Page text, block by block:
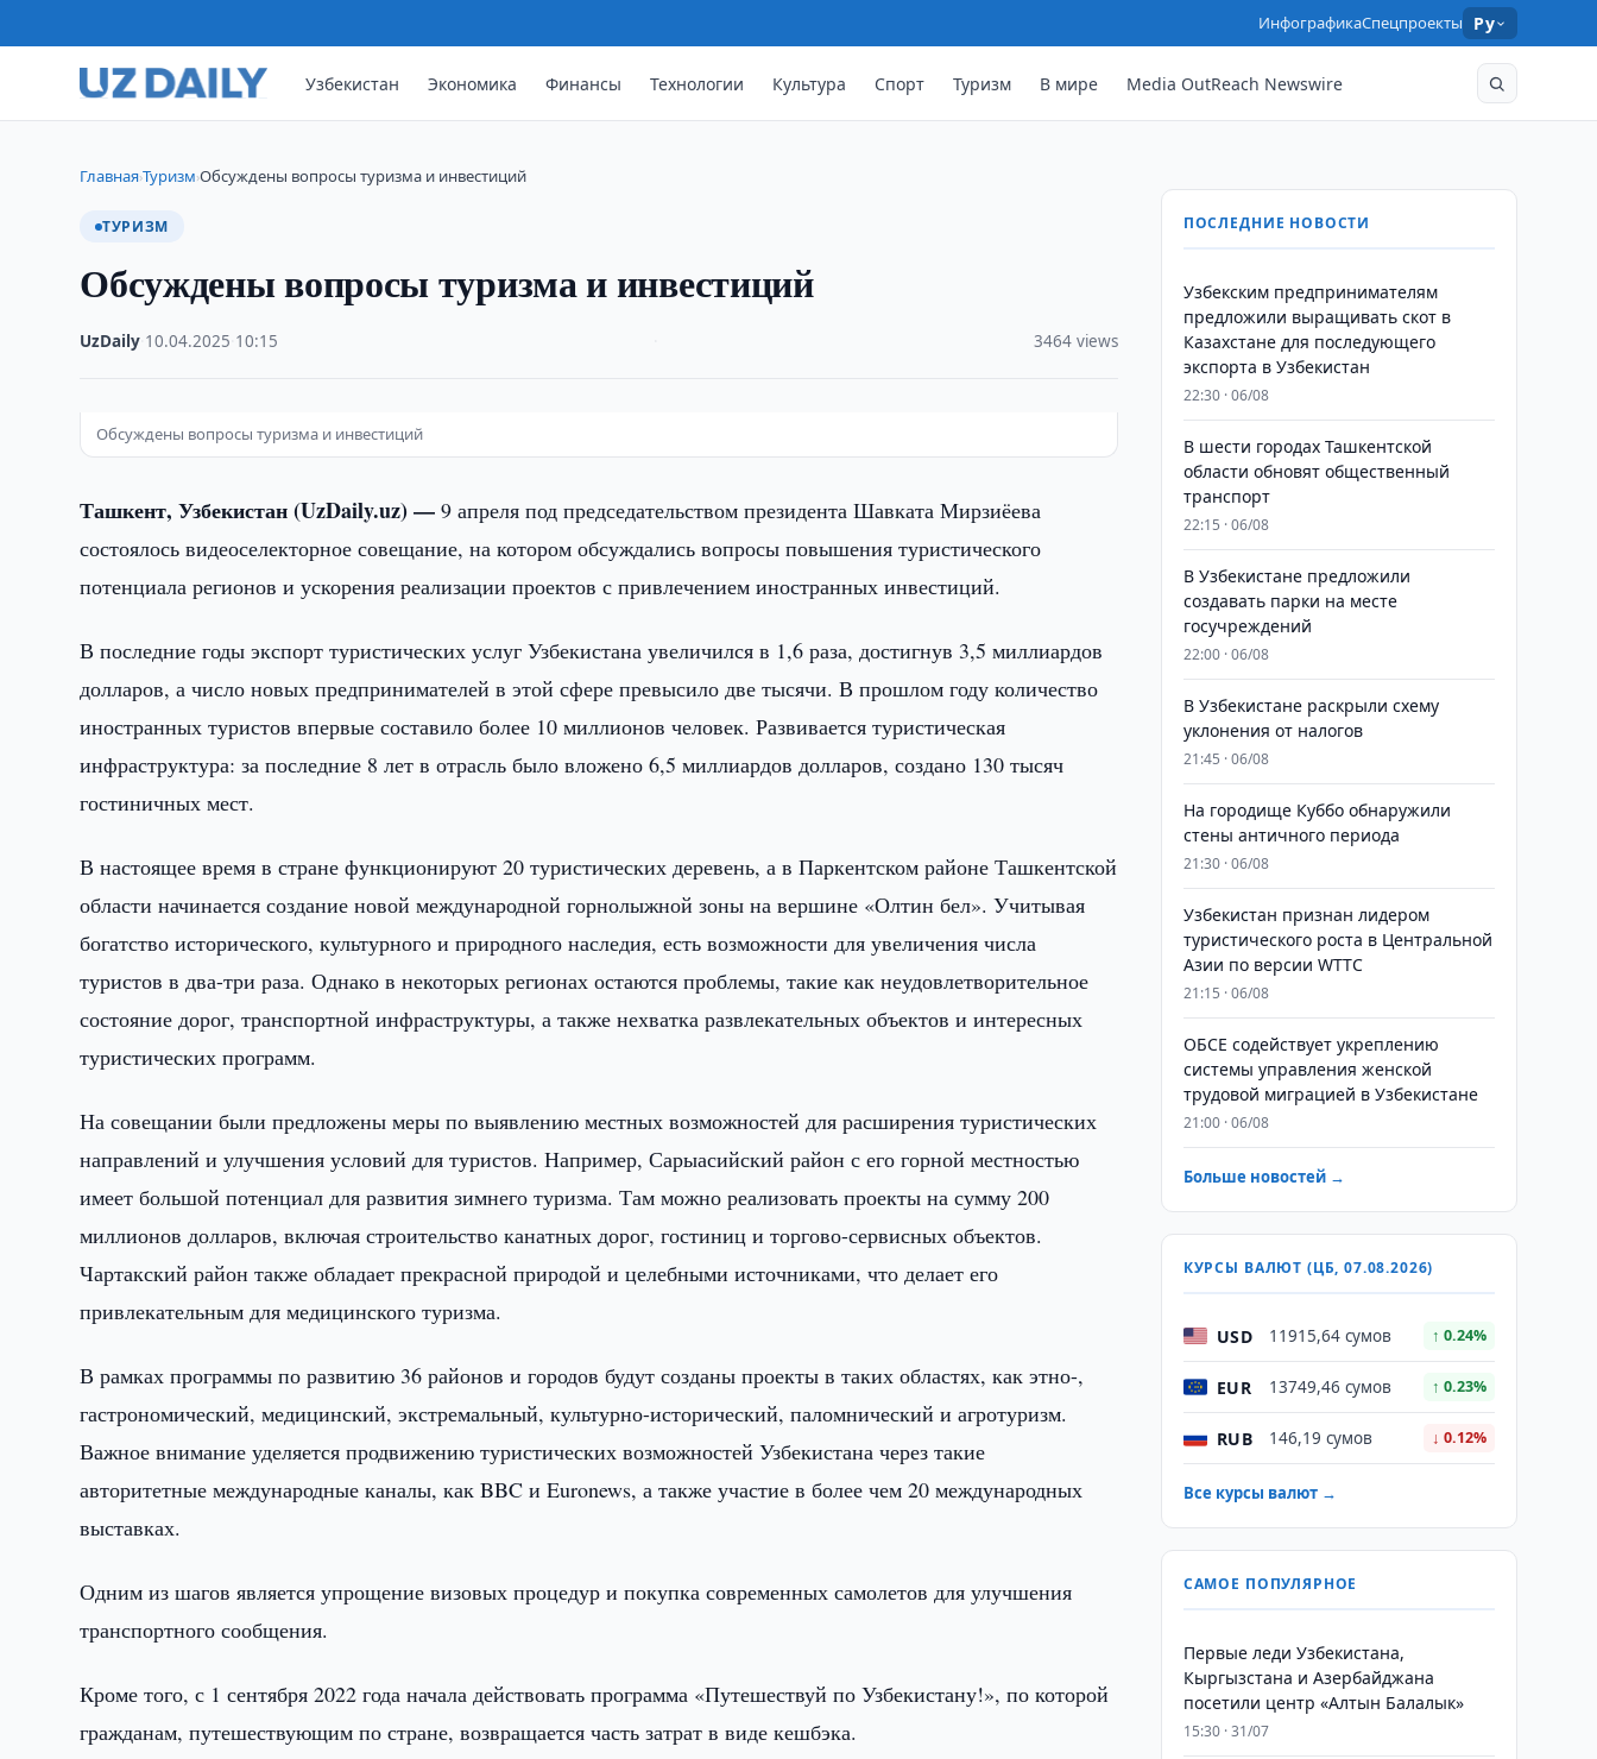
ИнфографикаСпецпроекты Ру
Узбекистан Экономика Финансы Технологии Культура Спорт Туризм В мире Media OutReach Newswire
Главная›Туризм›Обсуждены вопросы туризма и инвестиций
ТУРИЗМ
Обсуждены вопросы туризма и инвестиций
UzDaily 10.04.2025 10:15 3464 views
Обсуждены вопросы туризма и инвестиций
Ташкент, Узбекистан (UzDaily.uz) —9 апреля под председательством президента Шавката Мирзиёева
состоялось видеоселекторное совещание, на котором обсуждались вопросы повышения туристического
потенциала регионов и ускорения реализации проектов с привлечением иностранных инвестиций.
В последние годы экспорт туристических услуг Узбекистана увеличился в 1,6 раза, достигнув 3,5 миллиардов
долларов, а число новых предпринимателей в этой сфере превысило две тысячи. В прошлом году количество
иностранных туристов впервые составило более 10 миллионов человек. Развивается туристическая
инфраструктура: за последние 8 лет в отрасль было вложено 6,5 миллиардов долларов, создано 130 тысяч
гостиничных мест.
В настоящее время в стране функционируют 20 туристических деревень, а в Паркентском районе Ташкентской
области начинается создание новой международной горнолыжной зоны на вершине «Олтин бел». Учитывая
богатство исторического, культурного и природного наследия, есть возможности для увеличения числа
туристов в два-три раза. Однако в некоторых регионах остаются проблемы, такие как неудовлетворительное
состояние дорог, транспортной инфраструктуры, а также нехватка развлекательных объектов и интересных
туристических программ.
На совещании были предложены меры по выявлению местных возможностей для расширения туристических
направлений и улучшения условий для туристов. Например, Сарыасийский район с его горной местностью
имеет большой потенциал для развития зимнего туризма. Там можно реализовать проекты на сумму 200
миллионов долларов, включая строительство канатных дорог, гостиниц и торгово-сервисных объектов.
Чартакский район также обладает прекрасной природой и целебными источниками, что делает его
привлекательным для медицинского туризма.
В рамках программы по развитию 36 районов и городов будут созданы проекты в таких областях, как этно-,
гастрономический, медицинский, экстремальный, культурно-исторический, паломнический и агротуризм.
Важное внимание уделяется продвижению туристических возможностей Узбекистана через такие
авторитетные международные каналы, как BBC и Euronews, а также участие в более чем 20 международных
выставках.
Одним из шагов является упрощение визовых процедур и покупка современных самолетов для улучшения
транспортного сообщения.
Кроме того, с 1 сентября 2022 года начала действовать программа «Путешествуй по Узбекистану!», по которой
гражданам, путешествующим по стране, возвращается часть затрат в виде кешбэка.
ПОСЛЕДНИЕ НОВОСТИ
Узбекским предпринимателям
предложили выращивать скот в
Казахстане для последующего
экспорта в Узбекистан
22:30 · 06/08
В шести городах Ташкентской
области обновят общественный
транспорт
22:15 · 06/08
В Узбекистане предложили
создавать парки на месте
госучреждений
22:00 · 06/08
В Узбекистане раскрыли схему
уклонения от налогов
21:45 · 06/08
На городище Куббо обнаружили
стены античного периода
21:30 · 06/08
Узбекистан признан лидером
туристического роста в Центральной
Азии по версии WTTC
21:15 · 06/08
ОБСЕ содействует укреплению
системы управления женской
трудовой миграцией в Узбекистане
21:00 · 06/08
Больше новостей →
КУРСЫ ВАЛЮТ (ЦБ, 07.08.2026)
USD 11915,64 сумов ↑ 0.24%
EUR 13749,46 сумов ↑ 0.23%
RUB 146,19 сумов ↓ 0.12%
Все курсы валют →
САМОЕ ПОПУЛЯРНОЕ
Первые леди Узбекистана,
Кыргызстана и Азербайджана
посетили центр «Алтын Балалык»
15:30 · 31/07